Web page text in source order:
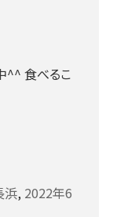
^^ 食べるこ
浜, 2022年6